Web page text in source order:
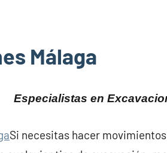
Málaga
Especialistas en
Si necesitas hacer